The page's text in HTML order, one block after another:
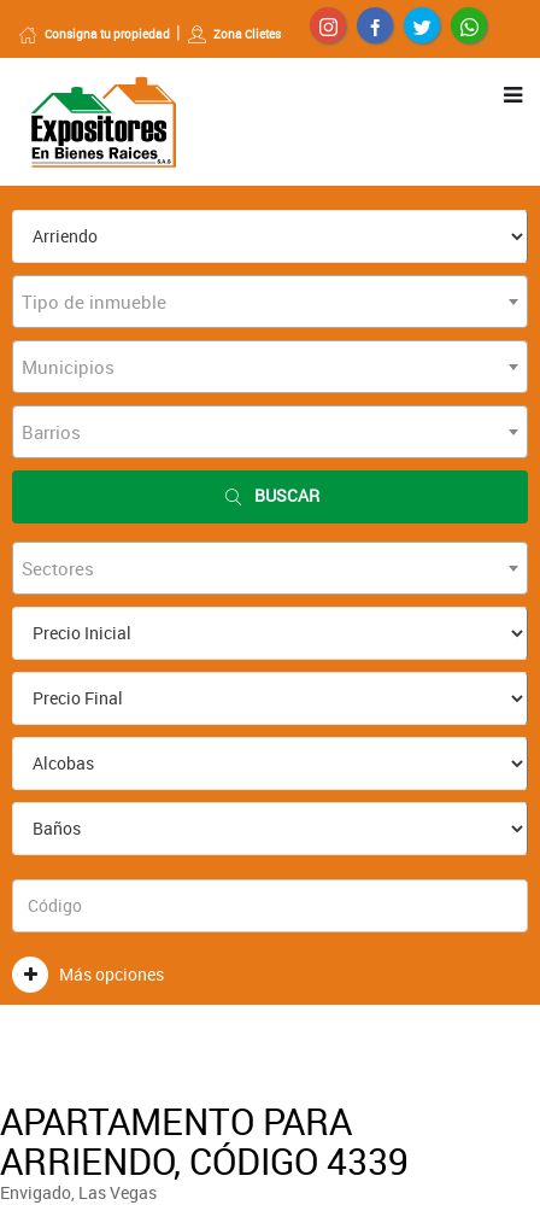
Consigna tu propiedad Zona Clietes
Tipo de inmueble
Municipios
Barrios
BUSCAR
Sectores
Más opciones
APARTAMENTO PARA
ARRIENDO, CÓDIGO 4339
Envigado, Las Vegas